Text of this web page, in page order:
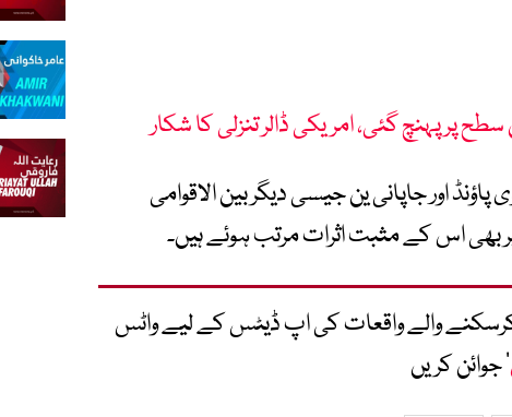
پر پہنچ گئی، امریکی ڈالر تنزلی کا شکار
اور جاپانی ین جیسی دیگر بین الاقوامی
بھی اس کے مثبت اثرات مرتب ہوئے ہیں۔
کرسکنے والے واقعات کی اپ ڈیٹس کے لیے واٹس
‘ جوائن کریں